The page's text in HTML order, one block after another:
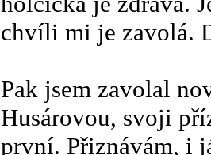
chvíli mi je zavolá.
Pak jsem zavolal
Husárovou, svoji
první. Přiznávám, i